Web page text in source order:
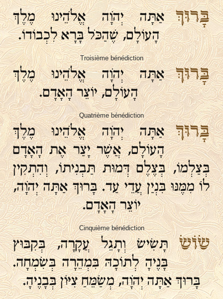
בָּרוּךְאַתָּה יְהֹוָה אֱלֹהֵינוּ מֶלֶךְ
הָעוֹלָם, שֶׁהַכֹּל בָּרָא לִכְבוֹדוֹ.
Troisième bénédiction
בָּרוּךְאַתָּה יְהֹוָה אֱלֹהֵינוּ מֶלֶךְ
הָעוֹלָם, יוֹצֵר הָאָדָם.
Quatrième bénédiction
בָּרוּךְאַתָּה יְהֹוָה אֱלֹהֵינוּ מֶלֶךְ
הָעוֹלָם, אֲשֶׁר יָצַר אֶת הָאָדָם
בְּצַלְמוֹ, בְּצֶלֶם דְּמוּת תַּבְנִיתוֹ, וְהִתְקִין
לוֹ מִמֶּנּוּ בִּנְיַן עֲדֵי עַד. בָּרוּךְ אַתָּה יְהֹוָה,
יוֹצֵר הָאָדָם.
Cinquième bénédiction
שׂוֹשׂתָּשִׂישׂ וְתָגֵל עֲקָרָה, בְּקִבּוּץ
בָּנֶיהָ לְתוֹכָהּ בִּמְהֵרָה בְּשִׂמְחָה.
בָּרוּךְ אַתָּה יְהֹוָה, מְשַׂמֵּחַ צִיּוֹן בְּבָנֶיהָ.